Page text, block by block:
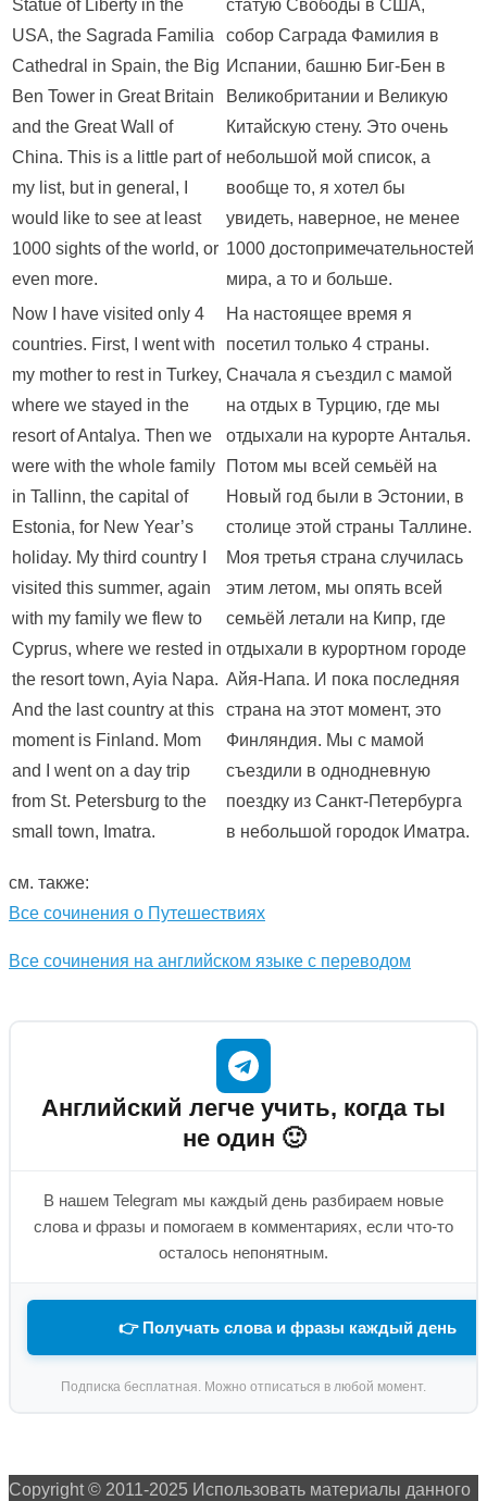
Statue of Liberty in the
USA, the Sagrada Familia
Cathedral in Spain, the Big
Ben Tower in Great Britain
and the Great Wall of
China. This is a little part of
my list, but in general, I
would like to see at least
1000 sights of the world, or
even more.
статую Свободы в США,
собор Саграда Фамилия в
Испании, башню Биг-Бен в
Великобритании и Великую
Китайскую стену. Это очень
небольшой мой список, а
вообще то, я хотел бы
увидеть, наверное, не менее
1000 достопримечательностей
мира, а то и больше.
Now I have visited only 4
countries. First, I went with
my mother to rest in Turkey,
where we stayed in the
resort of Antalya. Then we
were with the whole family
in Tallinn, the capital of
Estonia, for New Year’s
holiday. My third country I
visited this summer, again
with my family we flew to
Cyprus, where we rested in
the resort town, Ayia Napa.
And the last country at this
moment is Finland. Mom
and I went on a day trip
from St. Petersburg to the
small town, Imatra.
На настоящее время я
посетил только 4 страны.
Сначала я съездил с мамой
на отдых в Турцию, где мы
отдыхали на курорте Анталья.
Потом мы всей семьёй на
Новый год были в Эстонии, в
столице этой страны Таллине.
Моя третья страна случилась
этим летом, мы опять всей
семьёй летали на Кипр, где
отдыхали в курортном городе
Айя-Напа. И пока последняя
страна на этот момент, это
Финляндия. Мы с мамой
съездили в однодневную
поездку из Санкт-Петербурга
в небольшой городок Иматра.
см. также:
Все сочинения о Путешествиях
Все сочинения на английском языке с переводом
Английский легче учить, когда ты
не один 🙂
В нашем Telegram мы каждый день разбираем новые
слова и фразы и помогаем в комментариях, если что-то
осталось непонятным.
👉 Получать слова и фразы каждый день
Подписка бесплатная. Можно отписаться в любой момент.
Copyright © 2011-2025 Использовать материалы данного